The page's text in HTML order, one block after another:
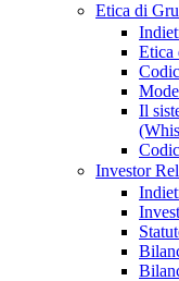
Etica di
Etica
Il
Investor